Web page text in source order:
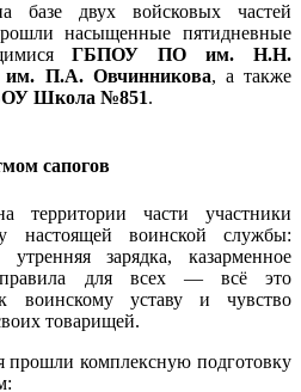
базе двух войсковых частей
насыщенные пятидневные
ГБПОУ ПО им. Н.Н.
П.А. Овчинникова, а также
Школа №851.
сапогов
части участники
настоящей воинской службы:
зарядка, казарменное
для всех — всё это
воинскому уставу и чувство
товарищей.
прошли комплексную подготовку